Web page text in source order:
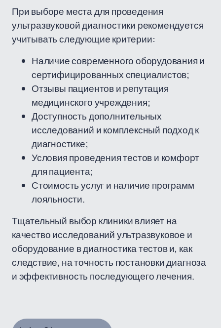
При выборе места для проведения
ультразвуковой диагностики рекомендуется
учитывать следующие критерии:
Наличие современного оборудования и
сертифицированных специалистов;
Отзывы пациентов и репутация
медицинского учреждения;
Доступность дополнительных
исследований и комплексный подход к
диагностике;
Условия проведения тестов и комфорт
для пациента;
Стоимость услуг и наличие программ
лояльности.
Тщательный выбор клиники влияет на
качество исследований ультразвуковое и
оборудование в диагностика тестов и, как
следствие, на точность постановки диагноза
и эффективность последующего лечения.